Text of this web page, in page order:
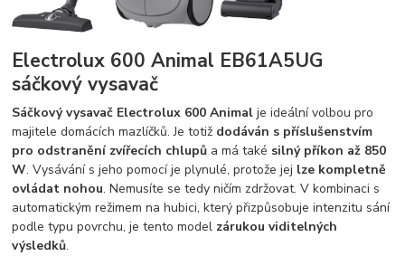
Electrolux 600 Animal EB61A5UG
sáčkový vysavač
Sáčkový vysavač Electrolux 600 Animal je ideální volbou pro
majitele domácích mazlíčků. Je totiž dodáván s příslušenstvím
pro odstranění zvířecích chlupů a má také silný příkon až 850
W. Vysávání s jeho pomocí je plynulé, protože jej lze kompletně
ovládat nohou. Nemusíte se tedy ničím zdržovat. V kombinaci s
automatickým režimem na hubici, který přizpůsobuje intenzitu sání
podle typu povrchu, je tento model zárukou viditelných
výsledků.